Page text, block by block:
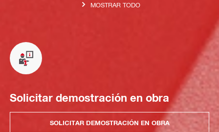
MOSTRAR TODO
Solicitar demostración en obra
SOLICITAR DEMOSTRACIÓN EN OBRA